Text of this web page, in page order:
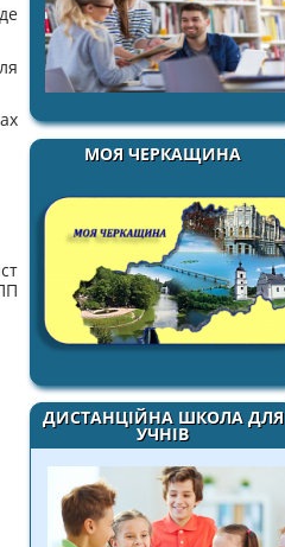
МОЯ ЧЕРКАЩИНА
ДИСТАНЦІЙНА ШКОЛА ДЛЯ
УЧНІВ